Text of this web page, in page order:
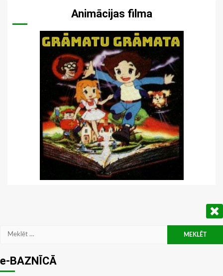
Animācijas filma
Meklēt:
e-BAZNĪCĀ